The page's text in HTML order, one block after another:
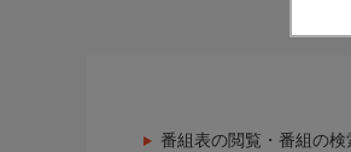
番組表の閲覧・番組の